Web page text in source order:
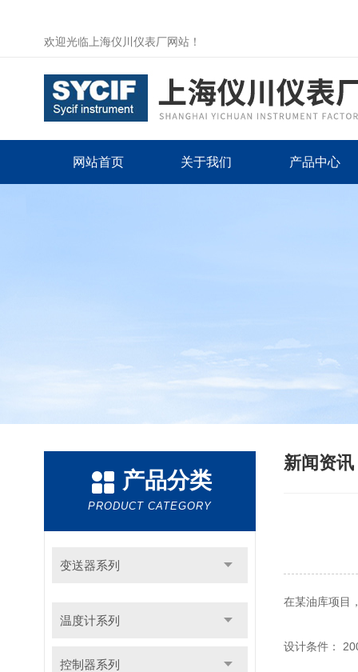
欢迎光临上海仪川仪表厂网站！
网站首页 关于我们 产品中心
产品分类
PRODUCT CATEGORY
变送器系列
温度计系列
控制器系列
新闻资讯
在某油库项目
设计条件：